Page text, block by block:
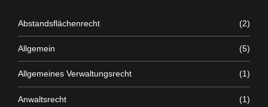
Abstandsflächenrecht (2)
Allgemein (5)
Allgemeines Verwaltungsrecht (1)
Anwaltsrecht (1)